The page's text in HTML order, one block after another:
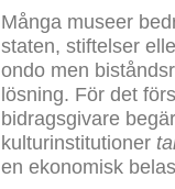
Många museer
staten, stiftelser
ondo men
lösning. För det
bidragsgivare
kulturinstitutioner
en ekonomisk